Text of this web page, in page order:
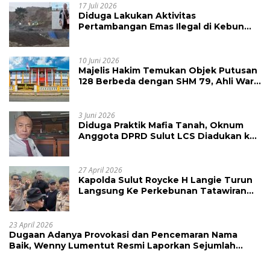
17 Juli 2026
Diduga Lakukan Aktivitas
Pertambangan Emas Ilegal di Kebun
10 Juni 2026
Majelis Hakim Temukan Objek Putusan
128 Berbeda dengan SHM 79, Ahli Waris
3 Juni 2026
Diduga Praktik Mafia Tanah, Oknum
Anggota DPRD Sulut LCS Diadukan ke
27 April 2026
Kapolda Sulut Roycke H Langie Turun
Langsung Ke Perkebunan Tatawiran
23 April 2026
Dugaan Adanya Provokasi dan Pencemaran Nama
Baik, Wenny Lumentut Resmi Laporkan Sejumlah